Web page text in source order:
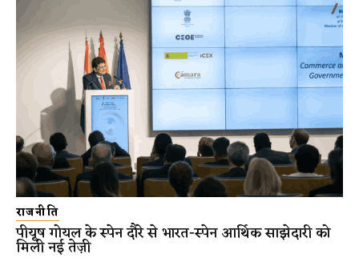
राजनीति
पीयूष गोयल के स्पेन दौरे से भारत-स्पेन आर्थिक साझेदारी को
मिली नई तेज़ी